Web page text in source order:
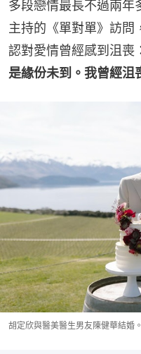
多段戀情最長不過兩年
主持的《單對單》訪問
認對愛情曾經感到沮喪
是緣份未到。我曾經沮
胡定欣與醫美醫生男友陳健華結婚